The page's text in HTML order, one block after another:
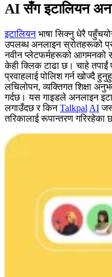
AI सँग इटालियन
इटालियनभाषा सिक्नु धेरै
उपलब्ध अनलाइन स्रोतहरूको
नवीन प्लेटफर्महरूको आगमनको
केही क्लिक टाढा छ। चाहे तपाईं
प्रवाहलाई पोलिश गर्न खोज्दै
लचिलोपन, व्यक्तिगत शिक्षा
गर्दछ। यस गाइडले अनलाइन
लगाउँदछ र किनTalkpal AI
तरिकालाई रूपान्तरण गरिरहेका